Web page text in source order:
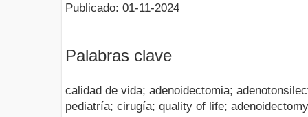
Publicado: 01-11-2024
Palabras clave
calidad de vida; adenoidectomia;
pediatría; cirugía; quality of life;